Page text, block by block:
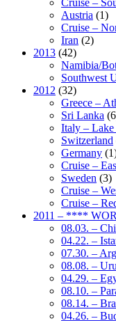
Austria (1)
Cruise –
Iran (2)
2013 (42)
Namibia/
Southwest
2012 (32)
Greece –
Sri Lanka
Italy – Lake
Switzerland
Germany
Cruise –
Sweden (3)
Cruise –
Cruise –
2011 – ****
08.03. –
04.22. –
07.30. –
08.08. –
04.29. –
08.10. –
08.14. –
04.26. –